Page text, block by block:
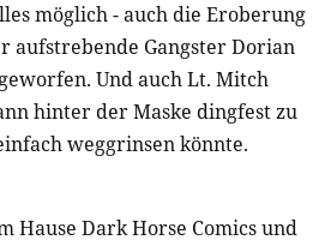
möglich - auch die Eroberung
aufstrebende Gangster Dorian
Und auch Lt. Mitch
hinter der Maske dingfest zu
weggrinsen könnte.
Hause Dark Horse Comics und